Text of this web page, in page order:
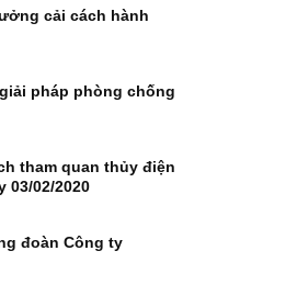
cải cách hành
pháp phòng chống
tham quan thủy điện
03/02/2020
đoàn Công ty